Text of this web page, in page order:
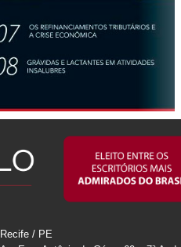
Recife / PE